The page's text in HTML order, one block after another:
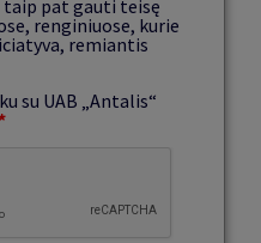
pat gauti teisę
renginiuose, kurie
remiantis
su UAB „Antalis“